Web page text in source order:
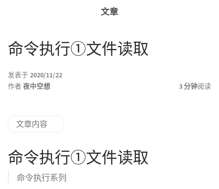
文章
命令执行①文件读取
发表于 2020/11/22
作者 夜中空想 3 分钟阅读
文章内容
命令执行①文件读取
命令执行系列